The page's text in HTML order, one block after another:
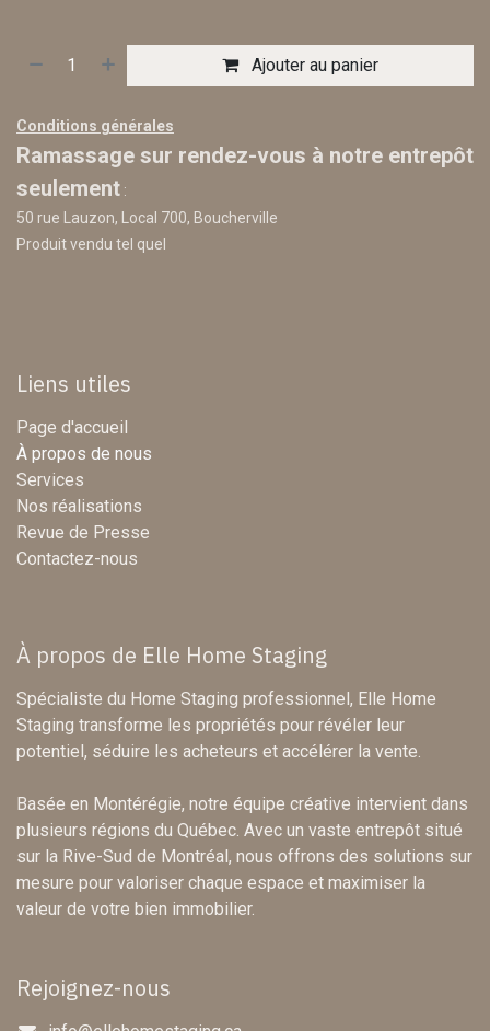
Ajouter au panier
Conditions générales
Ramassage sur rendez-vous à notre entrepôt
seulement :
50 rue Lauzon, Local 700, Boucherville
Produit vendu tel quel
Liens utiles
Page d'accueil
À propos de nous
Services
Nos réalisations
Revue de Presse
Contactez-nous
À propos de Elle Home Staging
Spécialiste du Home Staging professionnel, Elle Home
Staging transforme les propriétés pour révéler leur
potentiel, séduire les acheteurs et accélérer la vente.
Basée en Montérégie, notre équipe créative intervient dans
plusieurs régions du Québec. Avec un vaste entrepôt situé
sur la Rive-Sud de Montréal, nous offrons des solutions sur
mesure pour valoriser chaque espace et maximiser la
valeur de votre bien immobilier.
Rejoignez-nous